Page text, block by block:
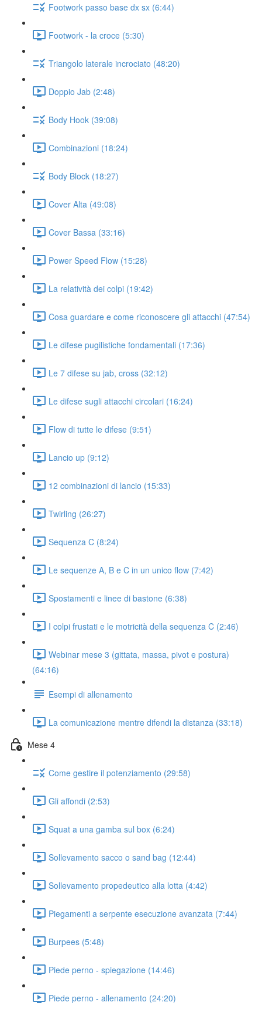
Footwork passo base dx sx (6:44)
Footwork - la croce (5:30)
Triangolo laterale incrociato (48:20)
Doppio Jab (2:48)
Body Hook (39:08)
Combinazioni (18:24)
Body Block (18:27)
Cover Alta (49:08)
Cover Bassa (33:16)
Power Speed Flow (15:28)
La relatività dei colpi (19:42)
Cosa guardare e come riconoscere gli attacchi (47:54)
Le difese pugilistiche fondamentali (17:36)
Le 7 difese su jab, cross (32:12)
Le difese sugli attacchi circolari (16:24)
Flow di tutte le difese (9:51)
Lancio up (9:12)
12 combinazioni di lancio (15:33)
Twirling (26:27)
Sequenza C (8:24)
Le sequenze A, B e C in un unico flow (7:42)
Spostamenti e linee di bastone (6:38)
I colpi frustati e le motricità della sequenza C (2:46)
Webinar mese 3 (gittata, massa, pivot e postura)
(64:16)
Esempi di allenamento
La comunicazione mentre difendi la distanza (33:18)
Mese 4
Come gestire il potenziamento (29:58)
Gli affondi (2:53)
Squat a una gamba sul box (6:24)
Sollevamento sacco o sand bag (12:44)
Sollevamento propedeutico alla lotta (4:42)
Piegamenti a serpente esecuzione avanzata (7:44)
Burpees (5:48)
Piede perno - spiegazione (14:46)
Piede perno - allenamento (24:20)